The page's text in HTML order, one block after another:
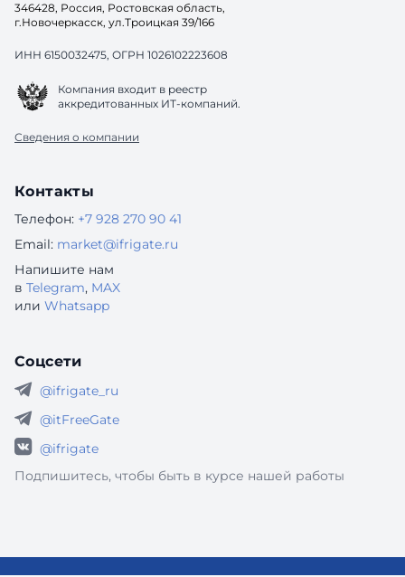
346428, Россия, Ростовская область,
г.Новочеркасск, ул.Троицкая 39/166
ИНН 6150032475, ОГРН 1026102223608
Компания входит в реестр
аккредитованных ИТ-компаний.
Сведения о компании
Контакты
Телефон: +7 928 270 90 41
Email: market@ifrigate.ru
Напишите нам
в Telegram, MAX
или Whatsapp
Соцсети
@ifrigate_ru
@itFreeGate
@ifrigate
Подпишитесь, чтобы быть в курсе нашей работы